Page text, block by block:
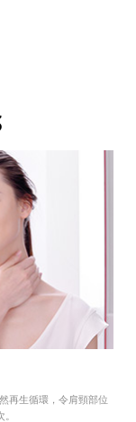
再生循環，令肩頸部位